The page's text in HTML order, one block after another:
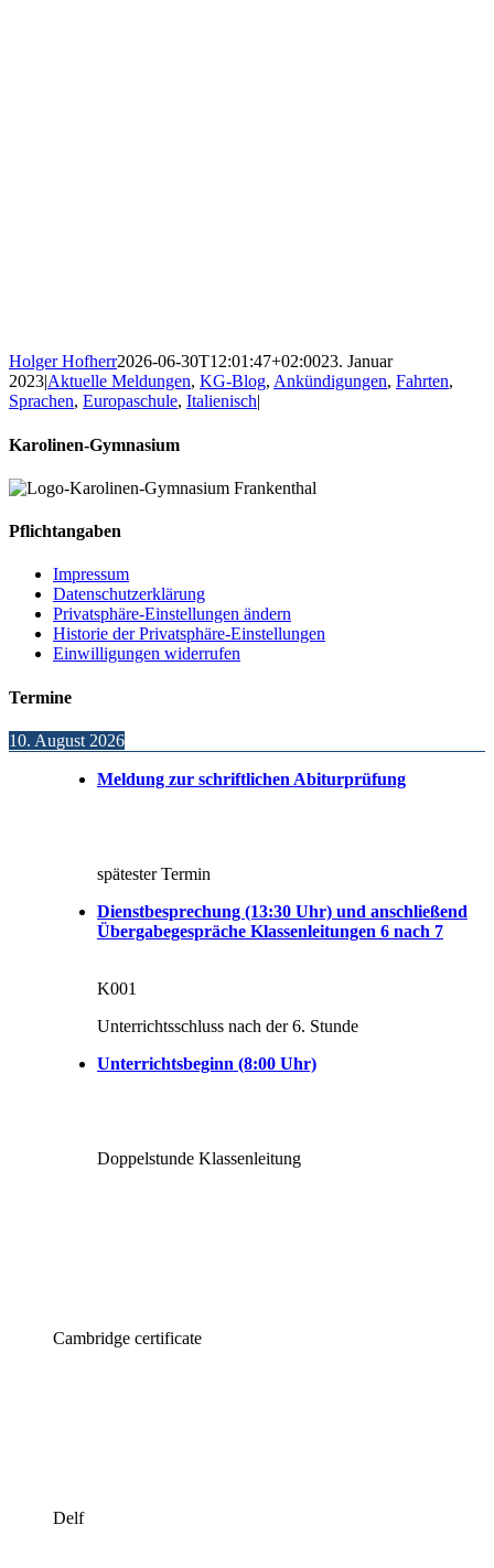
Holger Hofherr2026-06-30T12:01:47+02:0023. Januar
2023|Aktuelle Meldungen, KG-Blog, Ankündigungen, Fahrten,
Sprachen, Europaschule, Italienisch|
Karolinen-Gymnasium
Pflichtangaben
Impressum
Datenschutzerklärung
Privatsphäre-Einstellungen ändern
Historie der Privatsphäre-Einstellungen
Einwilligungen widerrufen
Termine
10. August 2026
Meldung zur schriftlichen Abiturprüfung
spätester Termin
Dienstbesprechung (13:30 Uhr) und anschließend
Übergabegespräche Klassenleitungen 6 nach 7
K001
Unterrichtsschluss nach der 6. Stunde
Unterrichtsbeginn (8:00 Uhr)
Doppelstunde Klassenleitung
Cambridge certificate
Delf